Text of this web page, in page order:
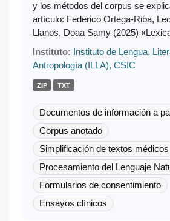
y los métodos del corpus se
artículo: Federico Ortega-Riba,
Llanos, Doaa Samy (2025)
Instituto: Instituto de Lengua,
Antropología (ILLA), CSIC
ZIP TXT
Documentos de información a
Corpus anotado
Simplificación de textos médicos
Procesamiento del Lenguaje
Formularios de consentimiento
Ensayos clínicos